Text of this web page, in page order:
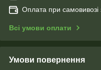
Оплата при
Всі умови оплати
Умови повернення